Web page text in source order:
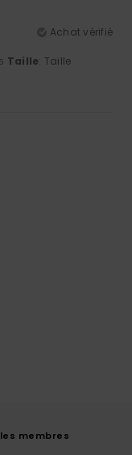
Achat vérifié
Taille: Taille
membres